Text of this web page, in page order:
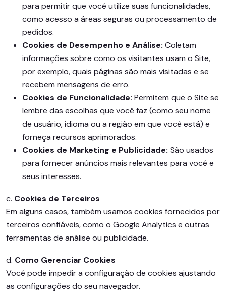
para permitir que você utilize suas funcionalidades,
como acesso a áreas seguras ou processamento de
pedidos.
Cookies de Desempenho e Análise: Coletam
informações sobre como os visitantes usam o Site,
por exemplo, quais páginas são mais visitadas e se
recebem mensagens de erro.
Cookies de Funcionalidade: Permitem que o Site se
lembre das escolhas que você faz (como seu nome
de usuário, idioma ou a região em que você está) e
forneça recursos aprimorados.
Cookies de Marketing e Publicidade: São usados
para fornecer anúncios mais relevantes para você e
seus interesses.
c. Cookies de Terceiros
Em alguns casos, também usamos cookies fornecidos por
terceiros confiáveis, como o Google Analytics e outras
ferramentas de análise ou publicidade.
d. Como Gerenciar Cookies
Você pode impedir a configuração de cookies ajustando
as configurações do seu navegador.